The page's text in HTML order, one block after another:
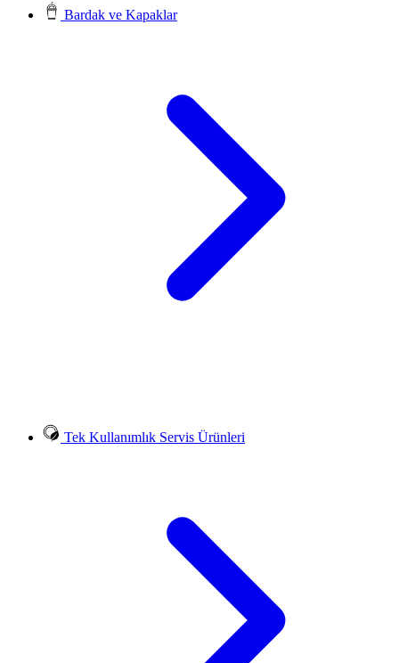
Bardak ve Kapaklar
Tek Kullanımlık Servis Ürünleri